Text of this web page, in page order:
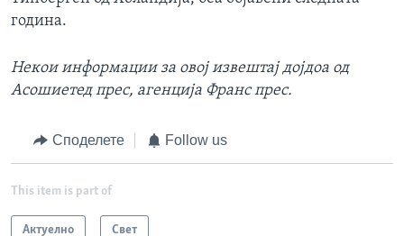
година.
Некои информации за овој извештај дојдоа од
Асошиетед прес, агенција Франс прес.
Споделете Follow us
This item is part of
Актуелно Свет